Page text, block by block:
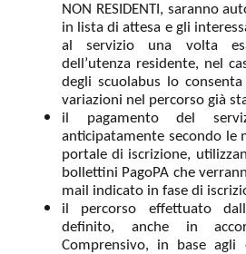
NON RESIDENTI, saranno
in lista di attesa e gli
al servizio una volta
dell’utenza residente, nel
degli scuolabus lo
variazioni nel percorso già
il pagamento del
anticipatamente secondo le
portale di iscrizione,
bollettini PagoPA che
mail indicato in fase di
il percorso effettuato
definito, anche in
Comprensivo, in base agli